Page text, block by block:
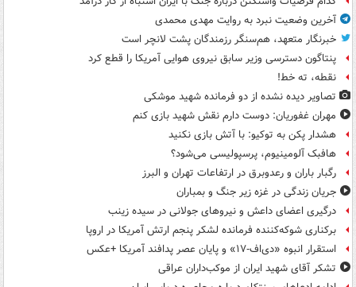
آخرین وضعیت نبرد به روایت مهدی محمدی
خبرنگار متعهد، هم‌سنگر رزمندگان پشت لانچر است
پنتاگون دسترسی وزیر سابق نیروی هوایی آمریکا را قطع کرد
نقطه، ته خط!
تصاویر دیده‌ نشده از دو فرمانده شهید موشکی
مهران غفوریان: دوست دارم نقش شهید بازی کنم
هشدار پکن به توکیو: با آتش بازی نکنید
هافبک آلومینیوم، پرسپولیسی می‌شود؟
رگبار باران و رعدوبرق در ارتفاعات تهران و البرز
جریان زندگی در غزه زیر جنگ و بمباران
درگیری اعضای داعش و نیروهای جولانی در سیده زینب
برکناری شوکه‌کننده فرمانده لشکر پنجم ارتش آمریکا در اروپا
استقرار انبوه «دی‌اف‑۱۷» و پایان عصر پدافند آمریکا +عکس
تشکر آقای شهید ایران از موکب‌داران عراقی